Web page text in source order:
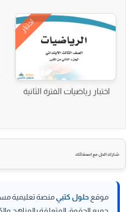
اختبار
اختبار رياضيات الفترة الثانية
شارك الحل مع اصدقائك
موقع حلول كتبيمنصة تعليمية